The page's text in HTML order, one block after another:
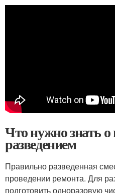
Что нужно знать о
разведением
Правильно разведенная
проведении ремонта. Для
подготовить одноразовую